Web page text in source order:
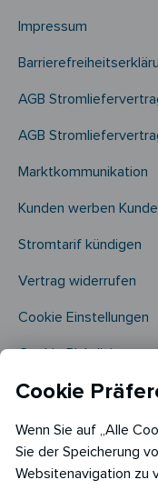
Impressum
AGB
AGB
Marktkommunikation
Kunden werben
Stromtarif kündigen
Vertrag widerrufen
Cookie Einstellungen
Cookie Richtlinie​
Cookie
Wenn Sie auf „Alle
Sie der Speicherung
Websitenavigation zu